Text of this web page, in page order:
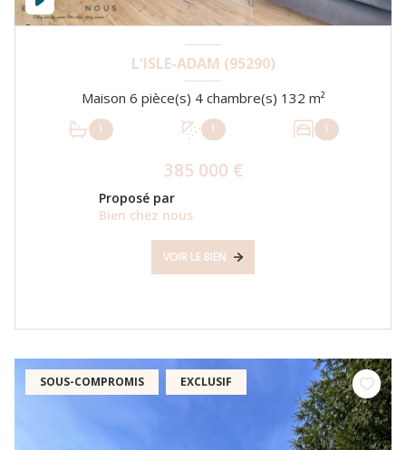
L'ISLE-ADAM (95290)
Maison 6 pièce(s) 4 chambre(s) 132 m²
1 1 1
385 000 €
Proposé par
Bien chez nous
VOIR LE BIEN
SOUS-COMPROMIS EXCLUSIF